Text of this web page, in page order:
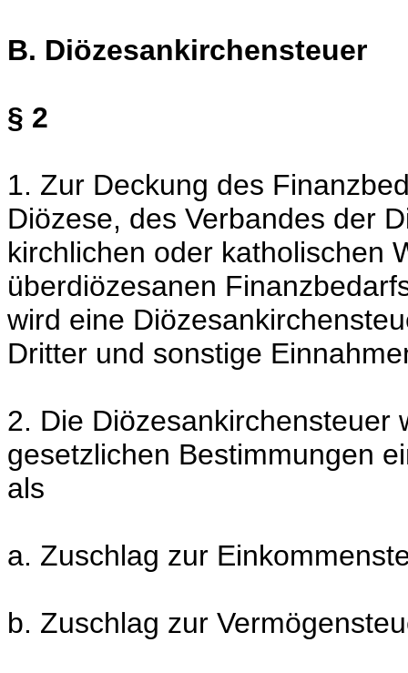
B. Diözesankirchensteuer
§ 2
1. Zur Deckung des
Diözese, des Verbandes der
kirchlichen oder katholischen
überdiözesanen
wird eine
Dritter und sonstige
2. Die Diözesankirchensteuer
gesetzlichen Bestimmungen
als
a. Zuschlag zur
b. Zuschlag zur